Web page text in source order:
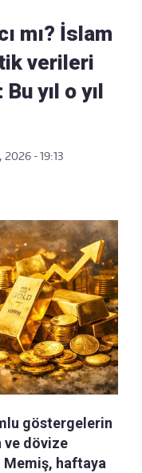
mı? İslam
verileri
yıl o yıl
- 19:13
göstergelerin
ve dövize
haftaya